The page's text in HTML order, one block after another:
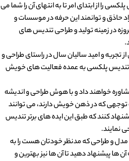
را از ابتدای امر تا به انتهای آن را شما می
حاذق و توانمند این حرفه در موسسات و
در زمینه تولید و طراحی تندیس های
تجربه و امید سالیان سال در راستای طراحی و
تندیس پلکسی به عمده فعالیت های خویش
خواهند داد و با هوش طراحی و اندیشه
توجهی که در ذهن خویش دارند، می توانند
کنند که طبق این ایده های برتر تندیس
نمایند.
و طراحی که مدنظر خودتان هست را به
ها پیشنهاد دهید تا آن ها نیز بهترین و